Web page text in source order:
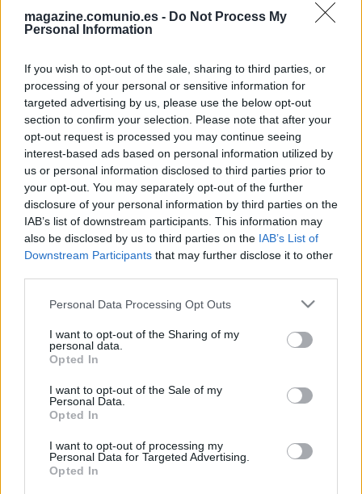
magazine.comunio.es - Do Not Process My
Personal Information
If you wish to opt-out of the sale, sharing to third parties, or
processing of your personal or sensitive information for
targeted advertising by us, please use the below opt-out
section to confirm your selection. Please note that after your
opt-out request is processed you may continue seeing
interest-based ads based on personal information utilized by
us or personal information disclosed to third parties prior to
your opt-out. You may separately opt-out of the further
disclosure of your personal information by third parties on the
IAB’s list of downstream participants. This information may
also be disclosed by us to third parties on the IAB’s List of
Downstream Participants that may further disclose it to other
Please note that this website/app uses one or more Google
not limited to your visit or usage behaviour. You may click to
grant or deny consent to Google and its third-party tags to
use your data for below specified purposes in below Google
consent section.
Personal Data Processing Opt Outs
I want to opt-out of the Sharing of my
personal data.
Opted In
I want to opt-out of the Sale of my
Personal Data.
Opted In
I want to opt-out of processing my
Personal Data for Targeted Advertising.
Opted In
5. Miguel Loureiro (Defensa, 171 puntos)
El polivalente defensa de 29 años ha sido un fijo en las
alineaciones de Antonio Hidalgo, disputando 38 partidos
(37 como titular) durante la temporada, principalmente como
central. Loureiro finalizó el curso con 171 puntos y destacó
en la estadística de despejes, en la que terminó entre los
mejores del campeonato con 210.
4. Zakaria Eddahchouri (Delantero, 211 puntos)
El delantero neerlandés ha sido una pieza clave en el
ascenso deportivista tras anotar 12 goles en 36 partidos y
puntos en la temporada 25/26 de Comunio de Segunda.
3. Luismi Cruz (Centrocampista, 220 puntos)
El habilidoso centrocampista llegó al Deportivo en el verano
de 2025 procedente del Tenerife y su impacto ha sido
notable en la campaña 25/26. Luismi disputó 40 partidos (30
como titular), en los que marcó 3 goles y repartió 10
asistencias, consiguiendo un total de 220 puntos.